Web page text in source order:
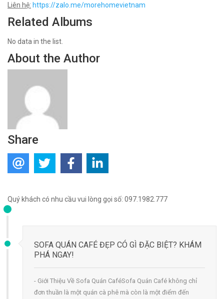
Liên hệ: https://zalo.me/morehomevietnam
Related Albums
No data in the list.
About the Author
Share
Quý khách có nhu cầu vui lòng gọi số: 097.1982.777
SOFA QUÁN CAFÉ ĐẸP CÓ GÌ ĐẶC BIỆT? KHÁM
PHÁ NGAY!
- Giới Thiệu Về Sofa Quán CaféSofa Quán Café không chỉ
đơn thuần là một quán cà phê mà còn là một điểm đến